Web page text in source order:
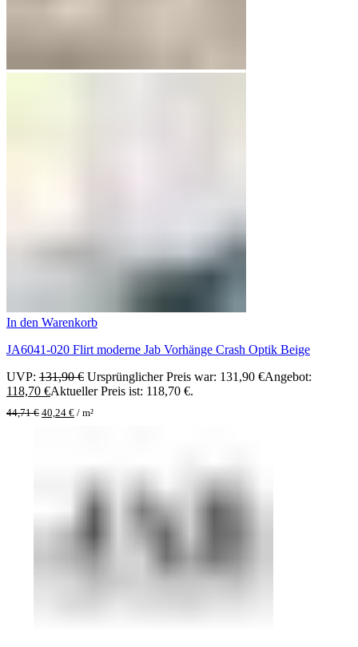
In den Warenkorb
JA6041-020 Flirt moderne Jab Vorhänge Crash Optik Beige
UVP: 131,90€ Ursprünglicher Preis war: 131,90 €Angebot:
118,70 €Aktueller Preis ist: 118,70 €.
44,71€ 40,24 € / m²